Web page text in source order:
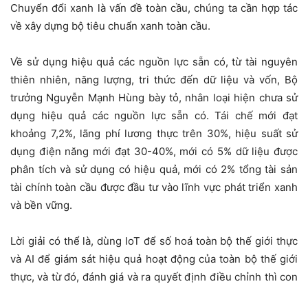
Chuyển đổi xanh là vấn đề toàn cầu, chúng ta cần hợp tác
về xây dựng bộ tiêu chuẩn xanh toàn cầu.
Về sử dụng hiệu quả các nguồn lực sẵn có, từ tài nguyên
thiên nhiên, năng lượng, tri thức đến dữ liệu và vốn, Bộ
trưởng Nguyễn Mạnh Hùng bày tỏ, nhân loại hiện chưa sử
dụng hiệu quả các nguồn lực sẵn có. Tái chế mới đạt
khoảng 7,2%, lãng phí lương thực trên 30%, hiệu suất sử
dụng điện năng mới đạt 30-40%, mới có 5% dữ liệu được
phân tích và sử dụng có hiệu quả, mới có 2% tổng tài sản
tài chính toàn cầu được đầu tư vào lĩnh vực phát triển xanh
và bền vững.
Lời giải có thể là, dùng IoT để số hoá toàn bộ thế giới thực
và AI để giám sát hiệu quả hoạt động của toàn bộ thế giới
thực, và từ đó, đánh giá và ra quyết định điều chỉnh thì con